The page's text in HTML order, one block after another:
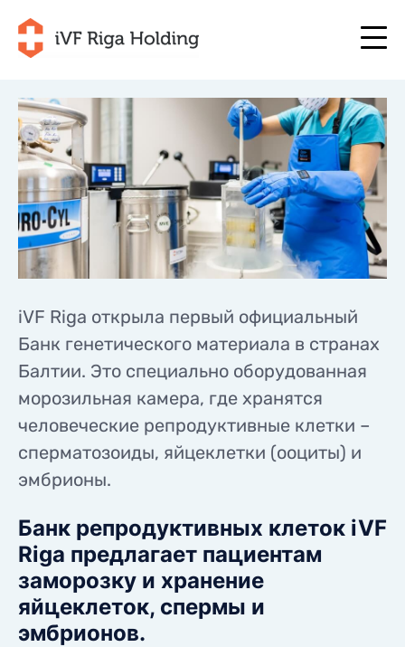
RU
+371 67 111 117
+371 25 641 022
О НАС
ЛЕЧЕНИЕ
ВАША ПРОГРАММА
НАЧНИТЕ СЕЙЧАС
ПОЛЕЗНО
КОНТАКТЫ
RU
LV
EN
NO
+371 67 111 117
+371 25 641 022
О НАС
ЛЕЧЕНИЕ
НАЧНИТЕ СЕЙЧАС
ПОЛЕЗНО
ЦЕНЫ
iVF Riga открыла первый официальный
Банк генетического материала в странах
Балтии. Это специально оборудованная
морозильная камера, где хранятся
человеческие репродуктивные клетки –
сперматозоиды, яйцеклетки (ооциты) и
эмбрионы.
Банк репродуктивных клеток iVF
Riga предлагает пациентам
заморозку и хранение
яйцеклеток, спермы и
эмбрионов.